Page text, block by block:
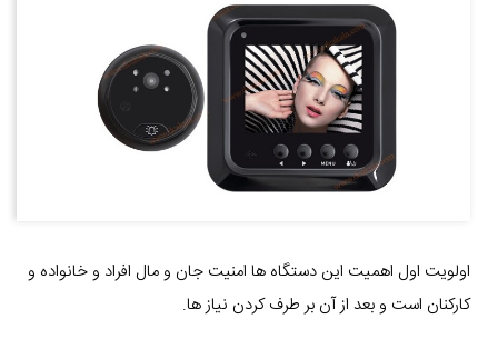
اولویت اول اهمیت این دستگاه ها امنیت جان و مال افراد و خانواده و
کارکنان است و بعد از آن بر طرف کردن نیاز ها.